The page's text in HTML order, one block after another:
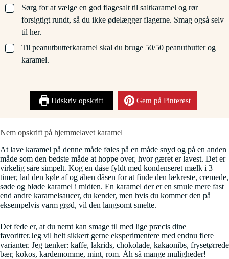
▢
Sørg for at vælge en god flagesalt til saltkaramel og rør
forsigtigt rundt, så du ikke ødelægger flagerne. Smag også selv
til her.
▢
Til peanutbutterkaramel skal du bruge 50/50 peanutbutter og
karamel.
Udskriv opskrift Gem på Pinterest
Nem opskrift på hjemmelavet karamel
At lave karamel på denne måde føles på en måde snyd og på en anden
måde som den bedste måde at hoppe over, hvor gæret er lavest. Det er
virkelig såre simpelt. Kog en dåse fyldt med kondenseret mælk i 3
timer, lad den køle af og åben dåsen for at finde den lækreste, cremede,
søde og bløde karamel i midten. En karamel der er en smule mere fast
end andre karamelsaucer, du kender, men hvis du kommer den på
eksempelvis varm grød, vil den langsomt smelte.
Det fede er, at du nemt kan smage til med lige præcis dine
favoritter.Jeg vil helt sikkert gerne eksperimentere med endnu flere
varianter. Jeg tænker: kaffe, lakrids, chokolade, kakaonibs, frysetørrede
bær, kokos, kardemomme, mint, rom. Åh så mange muligheder!